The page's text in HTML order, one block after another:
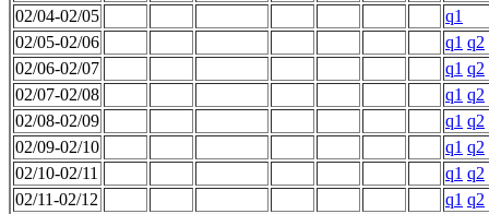
02/04-02/05
q1
02/05-02/06
q1 q2
02/06-02/07
q1 q2
02/07-02/08
q1 q2
02/08-02/09
q1 q2
02/09-02/10
q1 q2
02/10-02/11
q1 q2
02/11-02/12
q1 q2